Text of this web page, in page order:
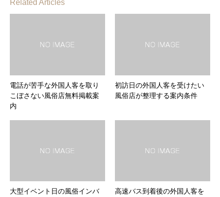
Related Articles
電話が苦手な外国人客を取り
こぼさない風俗店無料掲載案
内
初訪日の外国人客を受けたい
風俗店が整理する案内条件
大型イベント日の風俗インバ
高速バス到着後の外国人客を